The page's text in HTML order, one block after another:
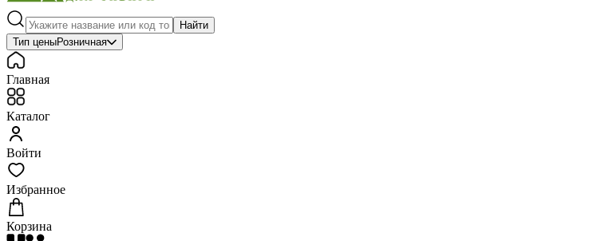
Найти
Тип ценыРозничная
Главная
Каталог
Войти
Избранное
Корзина